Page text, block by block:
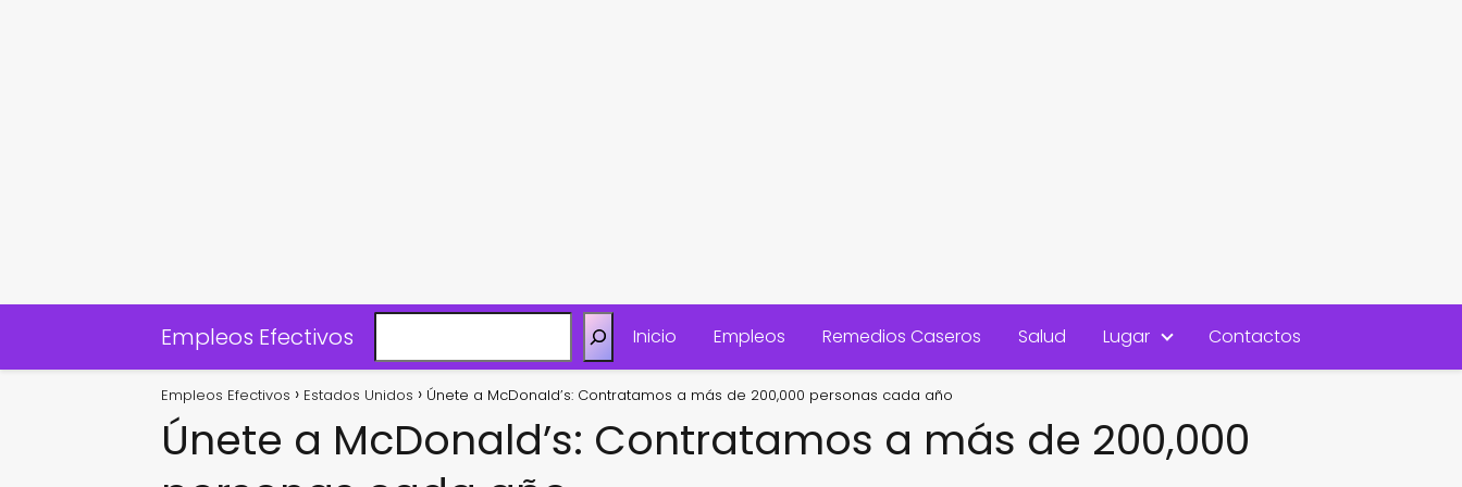
Empleos Efectivos Inicio Empleos Remedios Caseros Salud Lugar Contactos
Empleos Efectivos Estados Unidos Únete a McDonald’s: Contratamos a más de 200,000 personas cada año
Únete a McDonald’s: Contratamos a más de 200,000